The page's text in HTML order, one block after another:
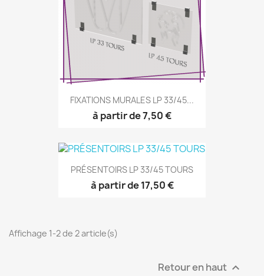
FIXATIONS MURALES LP 33/45...
à partir de 7,50 €
PRÉSENTOIRS LP 33/45 TOURS
à partir de 17,50 €
Affichage 1-2 de 2 article(s)
Retour en haut 